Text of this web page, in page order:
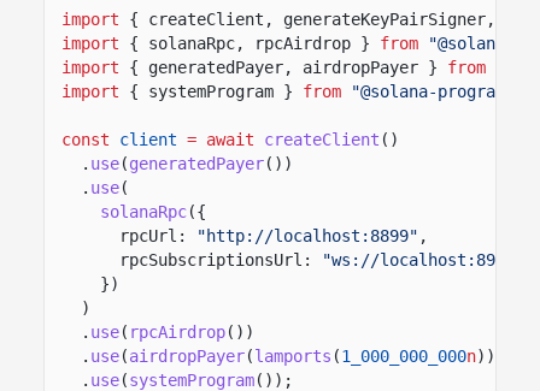
import
{ createClient, generateKeyPairSigner,
import
{ solanaRpc, rpcAirdrop } from
"@solana/
import
{ generatedPayer, airdropPayer } from
import
{ systemProgram } from "@solana-program/
const client = await createClient ()
. use(generatedPayer())
. use(
solanaRpc({
rpcUrl:
"http://localhost:8899" ,
rpcSubscriptionsUrl:
"ws://localhost:8900"
})
)
. use( rpcAirdrop())
. use(airdropPayer(lamports (1_000_000_000n)))
. use(systemProgram());